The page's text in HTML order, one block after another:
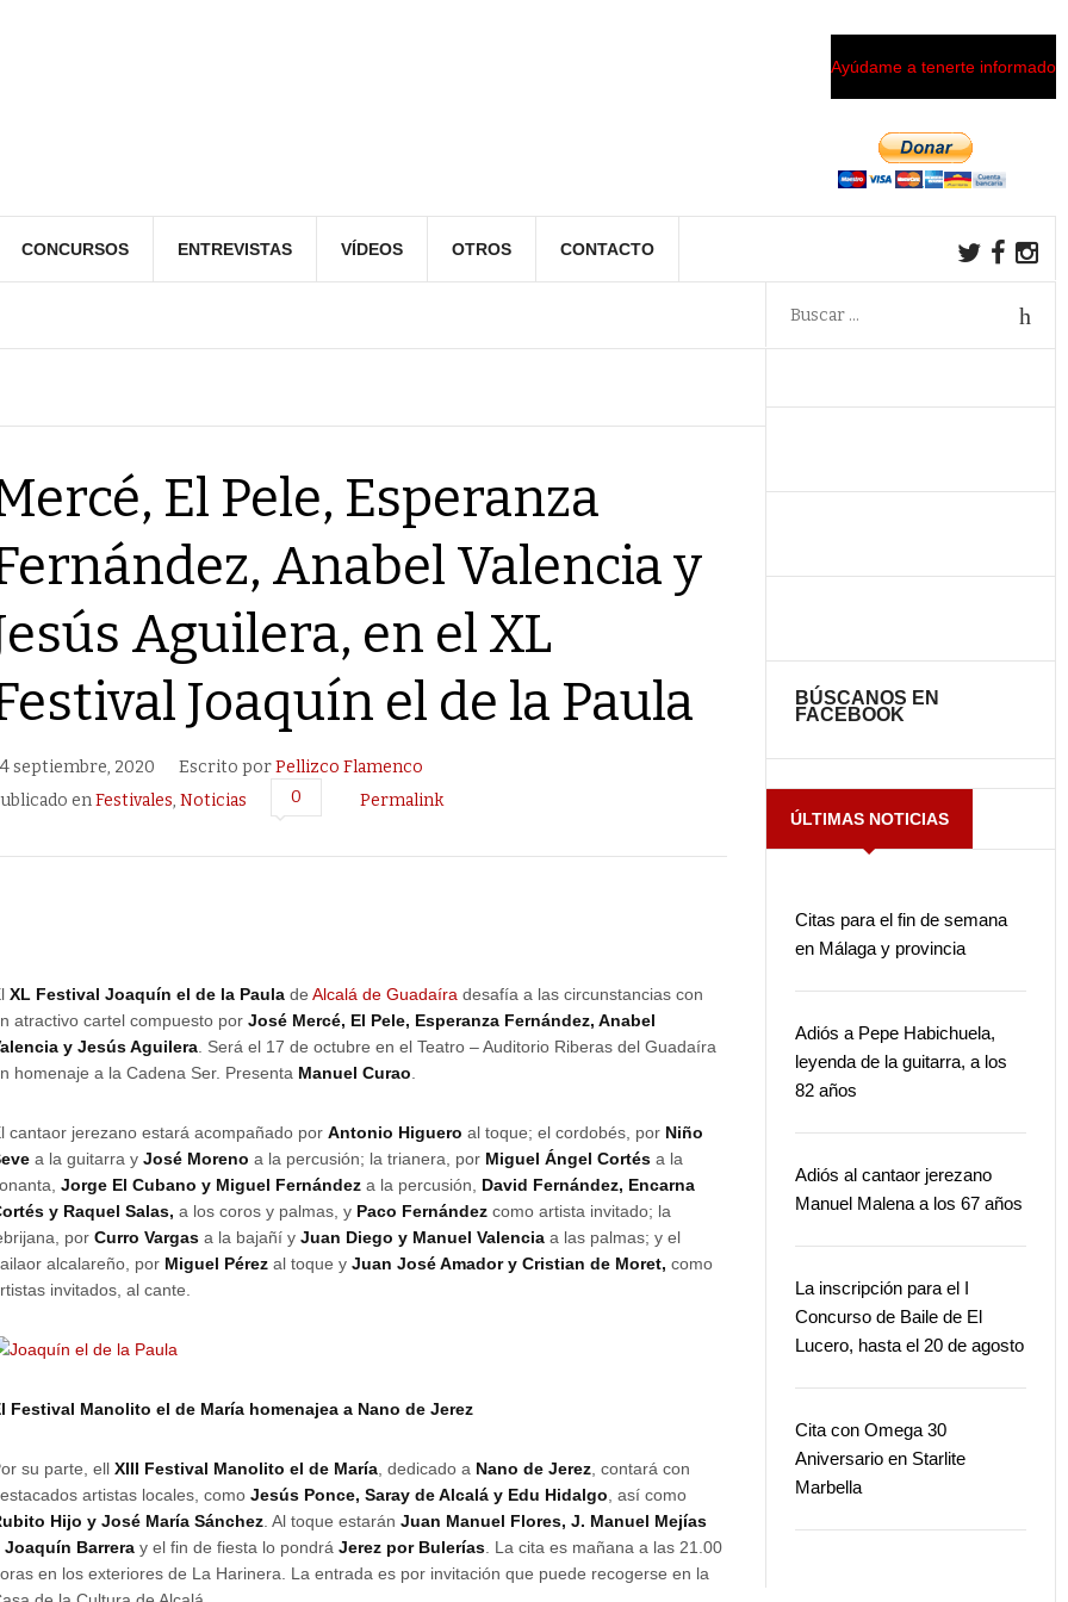
Ayúdame a tenerte informado
CONCURSOS ENTREVISTAS VÍDEOS OTROS CONTACTO
El Pele, Esperanza
Anabel Valencia y
Aguilera, en el XL
Joaquín el de la Paula
septiembre, 2020 Escrito porPellizco Flamenco
enFestivales,Noticias 0 Permalink
XL Festival Joaquín el de la Paula deAlcalá de Guadaíra desafía a las circunstancias con
atractivo cartel compuesto porJosé Mercé, El Pele, Esperanza Fernández, Anabel
y Jesús Aguilera . Será el 17 de octubre en el Teatro – Auditorio Riberas del Guadaíra
homenaje a la Cadena Ser. Presenta Manuel Curao
cantaor jerezano estará acompañado porAntonio Higuero al toque; el cordobés, por Niño
a la guitarra yJosé Moreno a la percusión; la trianera, por Miguel Ángel Cortés a la
Jorge El Cubano y Miguel Fernández a la percusión, David Fernández, Encarna
y Raquel Salas, a los coros y palmas, y Paco Fernández como artista invitado; la
porCurro Vargas a la bajañí yJuan Diego y Manuel Valencia a las palmas; y el
alcalareño, por Miguel Pérez al toque yJuan José Amador y Cristian de Moret, como
invitados, al cante.
Festival Manolito el de María homenajea a Nano de Jerez
su parte, ellXIII Festival Manolito el de María , dedicado a Nano de Jerez , contará con
artistas locales, comoJesús Ponce, Saray de Alcalá y Edu Hidalgo , así como
Hijo y José María Sánchez . Al toque estaránJuan Manuel Flores, J. Manuel Mejías
Joaquín Barrera y el fin de fiesta lo pondráJerez por Bulerías . La cita es mañana a las 21.00
en los exteriores de La Harinera. La entrada es por invitación que puede recogerse en la
BÚSCANOS EN
FACEBOOK
ÚLTIMAS NOTICIAS
Citas para el fin de semana
en Málaga y provincia
Adiós a Pepe Habichuela,
leyenda de la guitarra, a los
82 años
Adiós al cantaor jerezano
Manuel Malena a los 67 años
La inscripción para el I
Concurso de Baile de El
Lucero, hasta el 20 de agosto
Cita con Omega 30
Aniversario en Starlite
Marbella